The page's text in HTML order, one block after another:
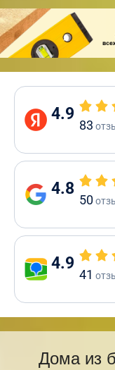
4.9
83
4.8
50
4.9
41
Дома из